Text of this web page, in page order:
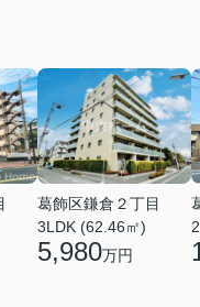
葛飾区鎌倉２丁目
3LDK (62.46㎡)
5,980万円